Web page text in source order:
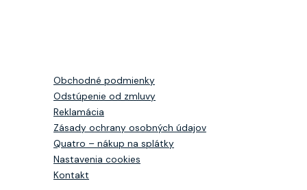
Obchodné podmienky
Odstúpenie od zmluvy
Reklamácia
Zásady ochrany osobných údajov
Quatro – nákup na splátky
Nastavenia cookies
Kontakt